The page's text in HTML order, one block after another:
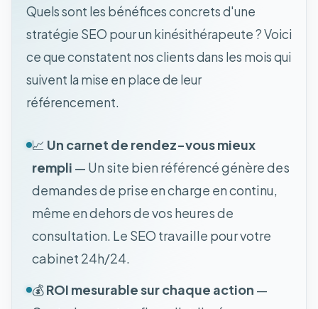
Quels sont les bénéfices concrets d'une
stratégie SEO pour un kinésithérapeute ? Voici
ce que constatent nos clients dans les mois qui
suivent la mise en place de leur
référencement.
📈 Un carnet de rendez-vous mieux
rempli — Un site bien référencé génère des
demandes de prise en charge en continu,
même en dehors de vos heures de
consultation. Le SEO travaille pour votre
cabinet 24h/24.
💰ROI mesurable sur chaque action —